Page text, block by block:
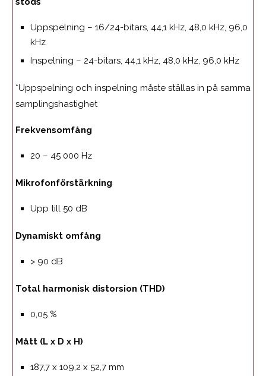
Uppspelning – 16/24-bitars, 44,1 kHz, 48,0 kHz, 96,0
kHz
Inspelning – 24-bitars, 44,1 kHz, 48,0 kHz, 96,0 kHz
*Uppspelning och inspelning måste ställas in på samma
samplingshastighet
Frekvensomfång
20 – 45 000 Hz
Mikrofonförstärkning
Upp till 50 dB
Dynamiskt omfång
> 90 dB
Total harmonisk distorsion (THD)
0,05 %
Mått (L x D x H)
187,7 x 109,2 x 52,7 mm